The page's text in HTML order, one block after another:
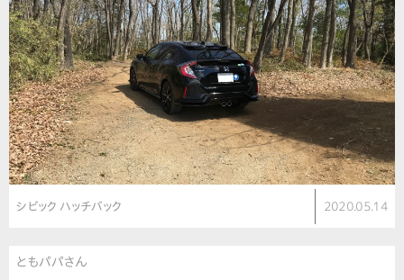
シビック ハッチバック 2020.05.14
ともパパさん